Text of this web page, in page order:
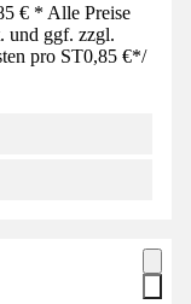
€ * Alle Preise
und ggf. zzgl.
pro ST0,85 €*/